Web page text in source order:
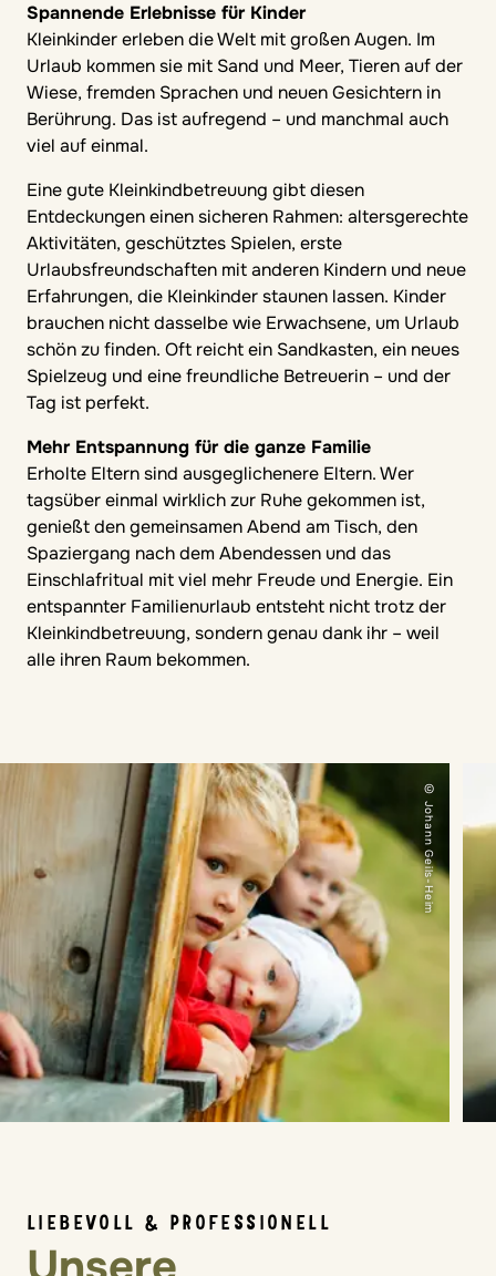
Spannende Erlebnisse für Kinder
Kleinkinder erleben die Welt mit großen Augen. Im
Urlaub kommen sie mit Sand und Meer, Tieren auf der
Wiese, fremden Sprachen und neuen Gesichtern in
Berührung. Das ist aufregend – und manchmal auch
viel auf einmal.
Eine gute Kleinkindbetreuung gibt diesen
Entdeckungen einen sicheren Rahmen: altersgerechte
Aktivitäten, geschütztes Spielen, erste
Urlaubsfreundschaften mit anderen Kindern und neue
Erfahrungen, die Kleinkinder staunen lassen. Kinder
brauchen nicht dasselbe wie Erwachsene, um Urlaub
schön zu finden. Oft reicht ein Sandkasten, ein neues
Spielzeug und eine freundliche Betreuerin – und der
Tag ist perfekt.
Mehr Entspannung für die ganze Familie
Erholte Eltern sind ausgeglichenere Eltern. Wer
tagsüber einmal wirklich zur Ruhe gekommen ist,
genießt den gemeinsamen Abend am Tisch, den
Spaziergang nach dem Abendessen und das
Einschlafritual mit viel mehr Freude und Energie. Ein
entspannter Familienurlaub entsteht nicht trotz der
Kleinkindbetreuung, sondern genau dank ihr – weil
alle ihren Raum bekommen.
© Johann Geils-Heim
LIEBEVOLL & PROFESSIONELL